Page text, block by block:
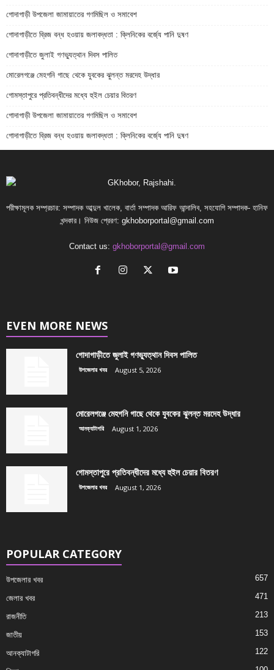
গোদাগাড়ী উপজেলা জামায়াতের গণমিছিল ও সমাবেশ
গোদাগাড়ীতে ব্রিজ বন্ধ হওয়ায় জলাবদ্ধতা : ক্লিনিকের বর্জ্যে পানি দুষণ
গোদাগাড়ীতে জুলাই গণভ্যুত্থান দিবস পালিত
মোরেলগঞ্জে মেহগনি গাছে থেকে যুবকের ঝুলন্ত মরদেহ উদ্ধার
গোমস্তাপুরে প্রতিবন্ধীদের মধ্যে হুইল চেয়ার বিতরণ
গোদাগাড়ী উপজেলা জামায়াতের গণমিছিল ও সমাবেশ
গোদাগাড়ীতে ব্রিজ বন্ধ হওয়ায় জলাবদ্ধতা : ক্লিনিকের বর্জ্যে পানি দুষণ
পরীক্ষামূলক সম্প্রচার: সম্পাদক আব্দুল খালেক, বার্তা সম্পাদক আরিফ আন্দালিব, সহযোগি সম্পাদক- হানিফ
খন্দকার। নিউজ প্রেরণ: gkhoborportal@gmail.com
Contact us: gkhoborportal@gmail.com
EVEN MORE NEWS
গোদাগাড়ীতে জুলাই গণভ্যুত্থান দিবস পালিত
উপজেলার খবর August 5, 2026
মোরেলগঞ্জে মেহগনি গাছে থেকে যুবকের ঝুলন্ত মরদেহ উদ্ধার
আনক্যাটাগরি August 1, 2026
গোমস্তাপুরে প্রতিবন্ধীদের মধ্যে হুইল চেয়ার বিতরণ
উপজেলার খবর August 1, 2026
POPULAR CATEGORY
উপজেলার খবর 657
জেলার খবর 471
রাজনীতি 213
জাতীয় 153
আনক্যাটাগরি 122